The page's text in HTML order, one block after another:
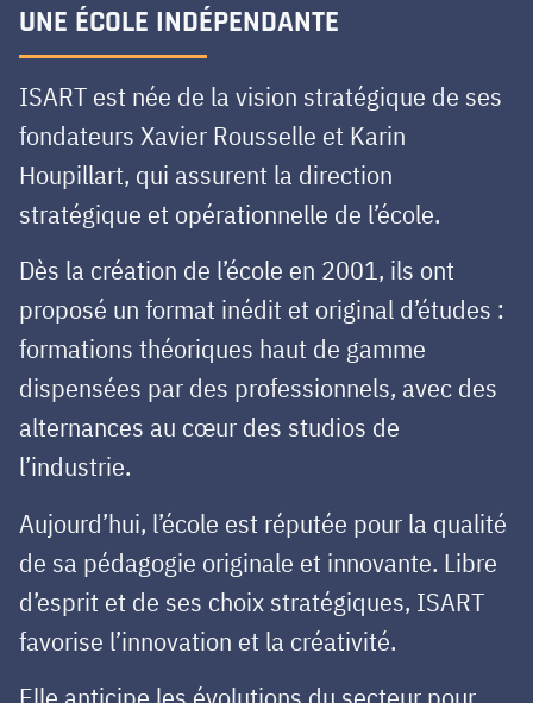
UNE ÉCOLE INDÉPENDANTE
ISART est née de la vision stratégique de ses
fondateurs Xavier Rousselle et Karin
Houpillart, qui assurent la direction
stratégique et opérationnelle de l’école.
Dès la création de l’école en 2001, ils ont
proposé un format inédit et original d’études :
formations théoriques haut de gamme
dispensées par des professionnels, avec des
alternances au cœur des studios de
l’industrie.
Aujourd’hui, l’école est réputée pour la qualité
de sa pédagogie originale et innovante. Libre
d’esprit et de ses choix stratégiques, ISART
favorise l’innovation et la créativité.